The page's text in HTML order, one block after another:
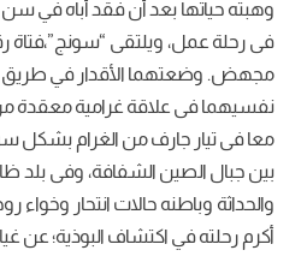
وهبته حياتها بعد أن فقد أباه في
فى رحلة عمل، ويلتقى
مجهض. وضعتهما الأقدار في طريق
نفسيهما فى علاقة غرامية معقدة
معا فى تيار جارف من الغرام بشكل
بين جبال الصين الشفافة، وفى بلد
والحداثة وباطنه حالات انتحار وخواء
أكرم رحلته في اكتشاف البوذية؛ عن